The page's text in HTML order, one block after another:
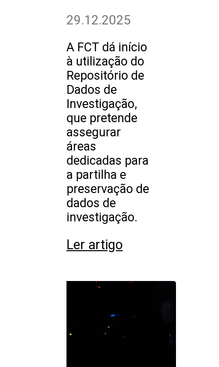
29.12.2025
A FCT dá início
à utilização do
Repositório de
Dados de
Investigação,
que pretende
assegurar
áreas
dedicadas para
a partilha e
preservação de
dados de
investigação.
Ler artigo